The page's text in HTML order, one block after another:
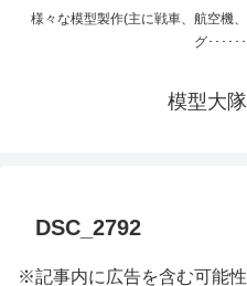
様々な模型製作(主に戦車、航空機
グ･････
模型大
DSC_2792
※記事内に広告を含む可能